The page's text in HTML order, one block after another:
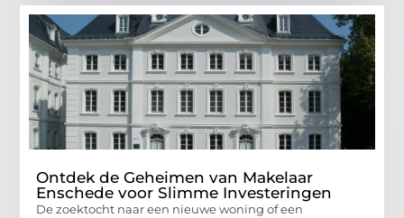
Ontdek de Geheimen van Makelaar
Enschede voor Slimme Investeringen
De zoektocht naar een nieuwe woning of een